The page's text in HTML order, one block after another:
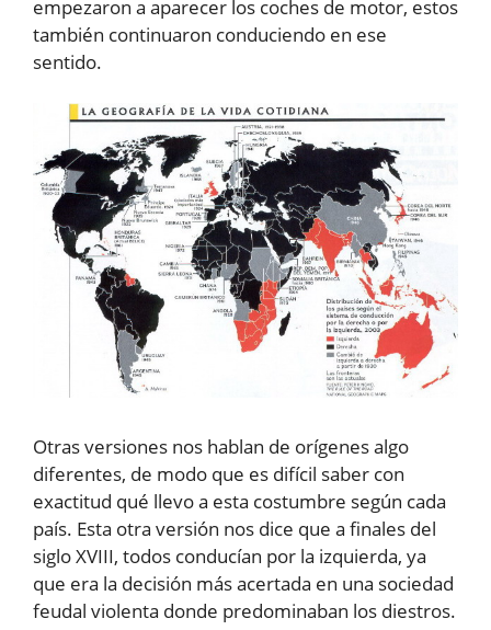
empezaron a aparecer los coches de motor, estos
también continuaron conduciendo en ese
sentido.
Otras versiones nos hablan de orígenes algo
diferentes, de modo que es difícil saber con
exactitud qué llevo a esta costumbre según cada
país. Esta otra versión nos dice que a finales del
siglo XVIII, todos conducían por la izquierda, ya
que era la decisión más acertada en una sociedad
feudal violenta donde predominaban los diestros.